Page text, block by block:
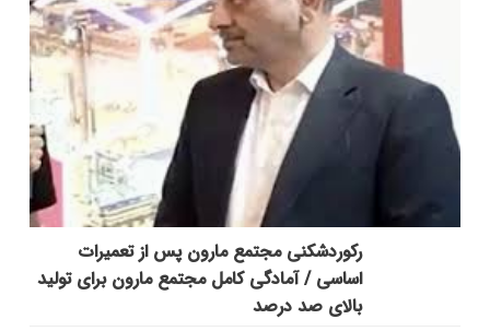
رکوردشکنی مجتمع مارون پس از تعمیرات
اساسی / آمادگی کامل مجتمع مارون برای تولید
بالای صد درصد